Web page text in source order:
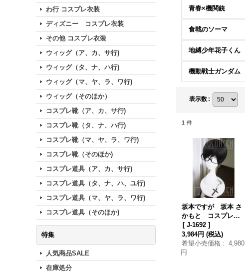
わ行 コスプレ衣装
ディズニー コスプレ衣装
その他 コスプレ衣装
ウィッグ（ア、カ、サ行)
ウィッグ（タ、ナ、ハ行)
ウィッグ（マ、ヤ、ラ、ワ行)
ウィッグ（そのほか）
コスプレ靴（ア、カ、サ行)
コスプレ靴（タ、ナ、ハ行)
コスプレ靴（マ、ヤ、ラ、ワ行)
コスプレ靴（そのほか)
コスプレ道具（ア、カ、サ行)
コスプレ道具（タ、ナ、ハ、ユ行)
コスプレ道具（マ、ヤ、ラ、ワ行)
コスプレ道具（そのほか)
特集
人気商品SALE
在庫処分
青春×機関銃
食戟のソーマ
地縛少年花子くん
機動戦士ガンダム
表示数 :
1 件
坂本ですが 坂本 さ
かもと コスプレウ
ィッグ メガネ付き
[ J-1692 ]
3,984円 (税込)
希望小売価格 : 4,980
円